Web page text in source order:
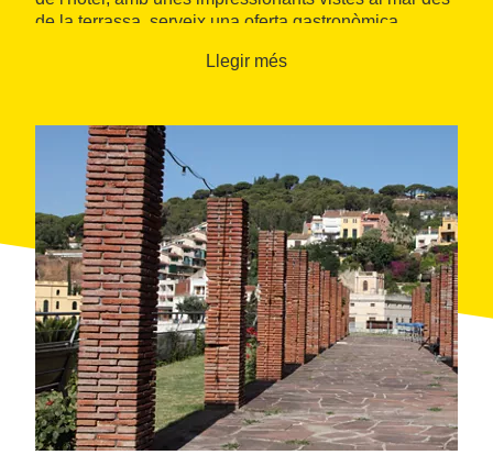
de la terrassa, serveix una oferta gastronòmica
Llegir més